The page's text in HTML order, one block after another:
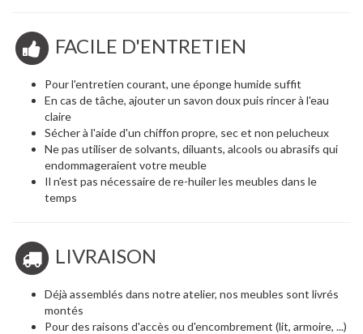
FACILE D'ENTRETIEN
Pour l'entretien courant, une éponge humide suffit
En cas de tâche, ajouter un savon doux puis rincer à l'eau
claire
Sécher à l'aide d'un chiffon propre, sec et non pelucheux
Ne pas utiliser de solvants, diluants, alcools ou abrasifs qui
endommageraient votre meuble
Il n'est pas nécessaire de re-huiler les meubles dans le
temps
LIVRAISON
Déjà assemblés dans notre atelier, nos meubles sont livrés
montés
Pour des raisons d'accès ou d'encombrement (lit, armoire, ...)